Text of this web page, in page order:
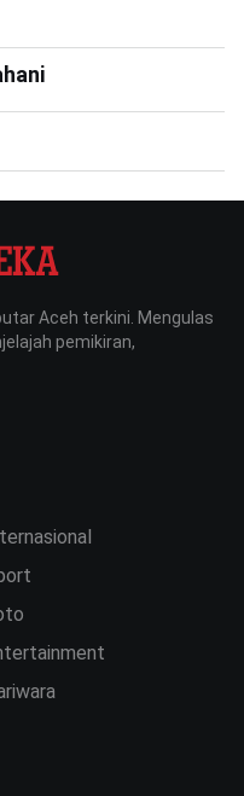
Aceh terkini. Mengulas
pemikiran,